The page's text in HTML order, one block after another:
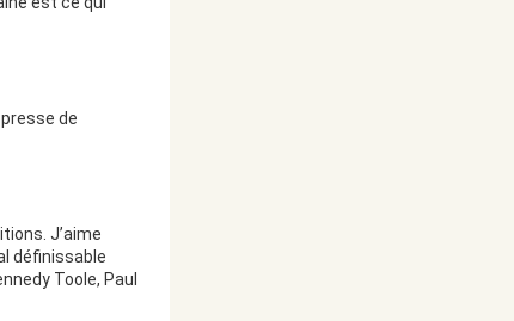
de
J’aime
définissable
Toole, Paul